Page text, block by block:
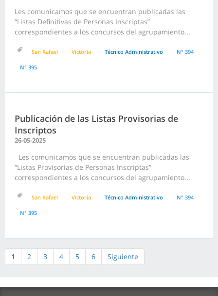
Les comunicamos que se encuentran publicadas las
“Listas Definitivas de Personas Inscriptas”
correspondientes a los concursos del agrupamiento...
San Rafael Victoria Técnico Administrativo N° 394
N° 395
Publicación de las Listas Provisorias de
Inscriptos
26-05-2025
Les comunicamos que se encuentran publicadas las
“Listas Provisorias de Personas Inscriptas”
correspondientes a los concursos del agrupamiento...
San Rafael Victoria Técnico Administrativo N° 394
N° 395
1 2 3 4 5 6 Siguiente